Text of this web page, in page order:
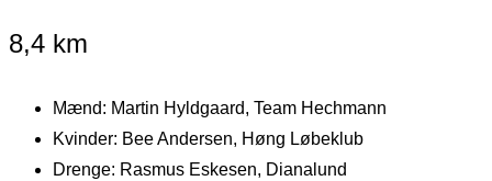
8,4 km
Mænd: Martin Hyldgaard, Team Hechmann
Kvinder: Bee Andersen, Høng Løbeklub
Drenge: Rasmus Eskesen, Dianalund